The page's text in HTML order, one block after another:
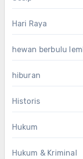
Hari Raya
hewan berbulu
hiburan
Historis
Hukum
Hukum & Kriminal